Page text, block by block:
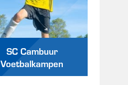
SC Cambuur
Voetbalkampen